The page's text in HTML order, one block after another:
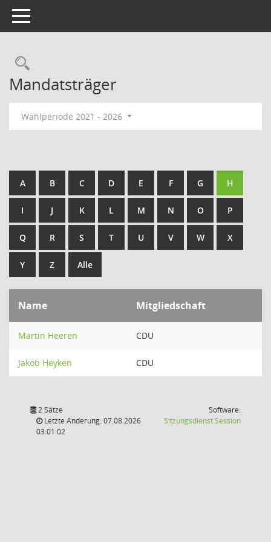
Toggle navigation
Rechercheauswahl
Mandatsträger
Wahlperiode 2021 - 2026
A B C D E F G H
I J K L M N O P
Q R S T U V W X
Y Z Alle
Name Mitgliedschaft
Martin Heeren CDU
Jakob Heyken CDU
2 Sätze
Letzte Änderung: 07.08.2026
03:01:02
Software:
SitzungsdienstSession(Wird in